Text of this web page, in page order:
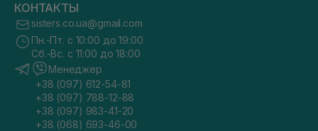
КОНТАКТЫ
sisters.co.ua@gmail.com
Пн.-Пт. с 10:00 до 19:00
Сб.-Вс. с 11:00 до 18:00
Менеджер
+38 (097) 612-54-81
+38 (097) 788-12-88
+38 (097) 983-41-20
+38 (068) 693-46-00